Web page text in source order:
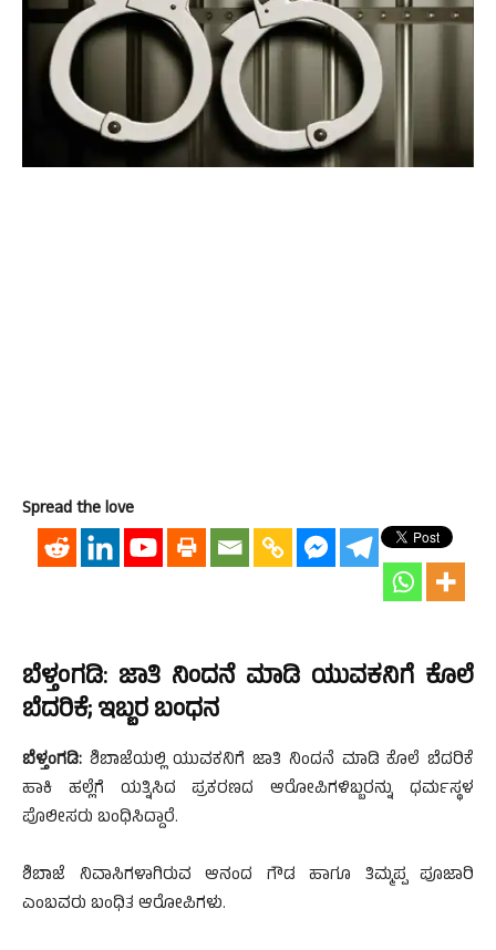
Spread the love
ಬೆಳ್ತಂಗಡಿ: ಜಾತಿ ನಿಂದನೆ ಮಾಡಿ ಯುವಕನಿಗೆ ಕೊಲೆ
ಬೆದರಿಕೆ; ಇಬ್ಬರ ಬಂಧನ
ಬೆಳ್ತಂಗಡಿ: ಶಿಬಾಜೆಯಲ್ಲಿ ಯುವಕನಿಗೆ ಜಾತಿ ನಿಂದನೆ ಮಾಡಿ ಕೊಲೆ ಬೆದರಿಕೆ
ಹಾಕಿ ಹಲ್ಲೆಗೆ ಯತ್ನಿಸಿದ ಪ್ರಕರಣದ ಆರೋಪಿಗಳಿಬ್ಬರನ್ನು ಧರ್ಮಸ್ಥಳ
ಪೊಲೀಸರು ಬಂಧಿಸಿದ್ದಾರೆ.
ಶಿಬಾಜೆ ನಿವಾಸಿಗಳಾಗಿರುವ ಆನಂದ ಗೌಡ ಹಾಗೂ ತಿಮ್ಮಪ್ಪ ಪೂಜಾರಿ
ಎಂಬವರು ಬಂಧಿತ ಆರೋಪಿಗಳು.